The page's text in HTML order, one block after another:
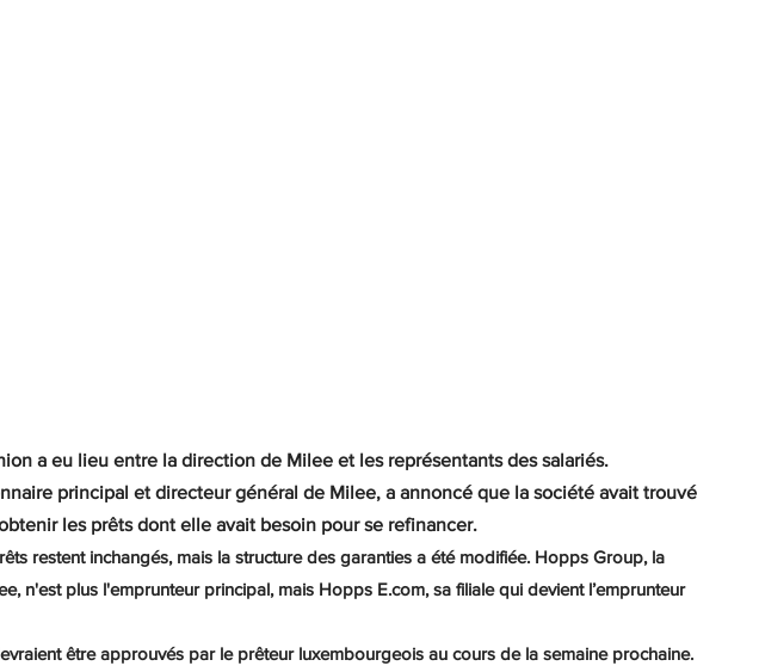
a eu lieu entre la direction de Milee et les représentants des salariés.
principal et directeur général de Milee, a annoncé que la société avait trouvé
les prêts dont elle avait besoin pour se refinancer.
restent inchangés, mais la structure des garanties a été modifiée. Hopps Group, la
n'est plus l'emprunteur principal, mais Hopps E.com, sa filiale qui devient l’emprunteur
être approuvés par le prêteur luxembourgeois au cours de la semaine prochaine.